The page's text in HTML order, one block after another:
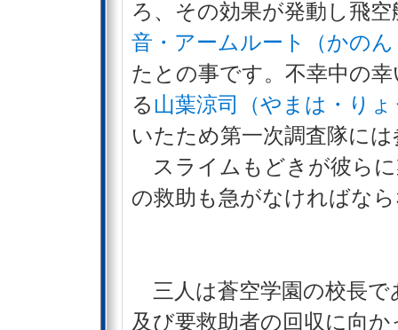
ろ、その効果が発動し飛
音・アームルート（かの
たとの事です。不幸中の
る 山葉涼司（やまは・り
いたため第一次調査隊に
スライムもどきが彼ら
の救助も急がなければな
三人は蒼空学園の校長で
及び要救助者の回収に向